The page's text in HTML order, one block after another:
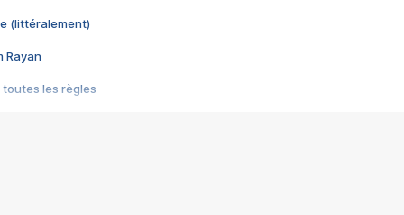
(littéralement)
Rayan
toutes les règles